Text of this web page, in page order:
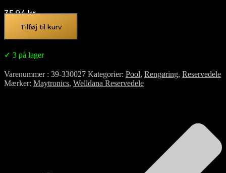
35,94kr.
Tilføj til kurv
✓ 3 på lager
Varenummer 39-330027 Kategorier Pool, Rengøring, Reservedele
Mærker Maytronics, Welldana Reservedele